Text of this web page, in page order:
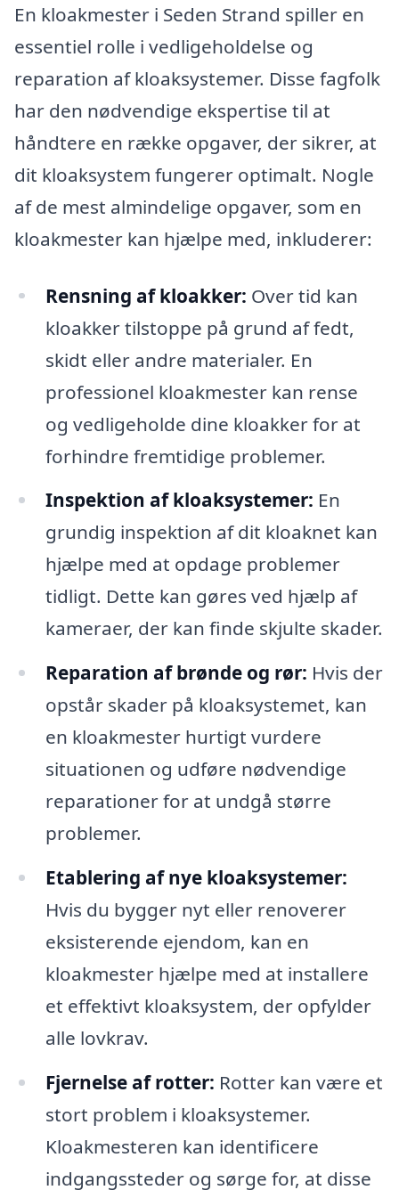
En kloakmester i Seden Strand spiller en
essentiel rolle i vedligeholdelse og
reparation af kloaksystemer. Disse fagfolk
har den nødvendige ekspertise til at
håndtere en række opgaver, der sikrer, at
dit kloaksystem fungerer optimalt. Nogle
af de mest almindelige opgaver, som en
kloakmester kan hjælpe med, inkluderer:
Rensning af kloakker: Over tid kan
kloakker tilstoppe på grund af fedt,
skidt eller andre materialer. En
professionel kloakmester kan rense
og vedligeholde dine kloakker for at
forhindre fremtidige problemer.
Inspektion af kloaksystemer: En
grundig inspektion af dit kloaknet kan
hjælpe med at opdage problemer
tidligt. Dette kan gøres ved hjælp af
kameraer, der kan finde skjulte skader.
Reparation af brønde og rør: Hvis der
opstår skader på kloaksystemet, kan
en kloakmester hurtigt vurdere
situationen og udføre nødvendige
reparationer for at undgå større
problemer.
Etablering af nye kloaksystemer:
Hvis du bygger nyt eller renoverer
eksisterende ejendom, kan en
kloakmester hjælpe med at installere
et effektivt kloaksystem, der opfylder
alle lovkrav.
Fjernelse af rotter: Rotter kan være et
stort problem i kloaksystemer.
Kloakmesteren kan identificere
indgangssteder og sørge for, at disse